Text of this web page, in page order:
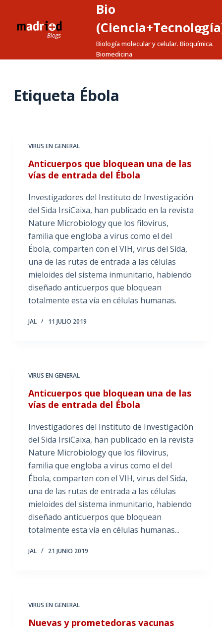
a
Bio
Biología molecular y celular. Bioquímica.
Biomedicina
Etiqueta Ébola
VIRUS EN GENERAL
Anticuerpos que bloquean una de las
vías de entrada del Ébola
Investigadores del Instituto de Investigación
del Sida IrsiCaixa, han publicado en la revista
Nature Microbiology que los filovirus,
familia que engloba a virus como el del
Ébola, comparten con el VIH, virus del Sida,
una de las rutas de entrada a las células
mieloides del sistema inmunitario, habiendo
diseñado anticuerpos que bloquean
totalmente esta vía en células humanas.
JAL 11 JULIO 2019
VIRUS EN GENERAL
Anticuerpos que bloquean una de las
vías de entrada del Ébola
Investigadores del Instituto de Investigación
del Sida IrsiCaixa, han publicado en la revista
Nature Microbiology que los filovirus,
familia que engloba a virus como el del
Ébola, comparten con el VIH, virus del Sida,
una de las rutas de entrada a las células
mieloides del sistema inmunitario, habiendo
diseñado anticuerpos que bloquean
totalmente esta vía en células humanas...
JAL 21 JUNIO 2019
VIRUS EN GENERAL
Nuevas y prometedoras vacunas